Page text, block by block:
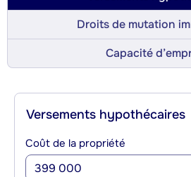
Droits de mutation
Capacité
Versements hypothécaires
Coût de la propriété